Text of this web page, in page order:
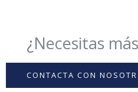
¿Necesitas
CONTACTA CON